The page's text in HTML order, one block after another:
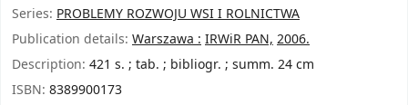
Series: PROBLEMY ROZWOJU WSI I ROLNICTWA
Publication details: Warszawa :IRWiR PAN,2006.
Description: 421 s. ; tab. ; bibliogr. ; summ. 24 cm
ISBN: 8389900173